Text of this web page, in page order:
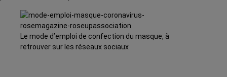
Le mode d’emploi de confection du masque, à
retrouver sur les réseaux sociaux